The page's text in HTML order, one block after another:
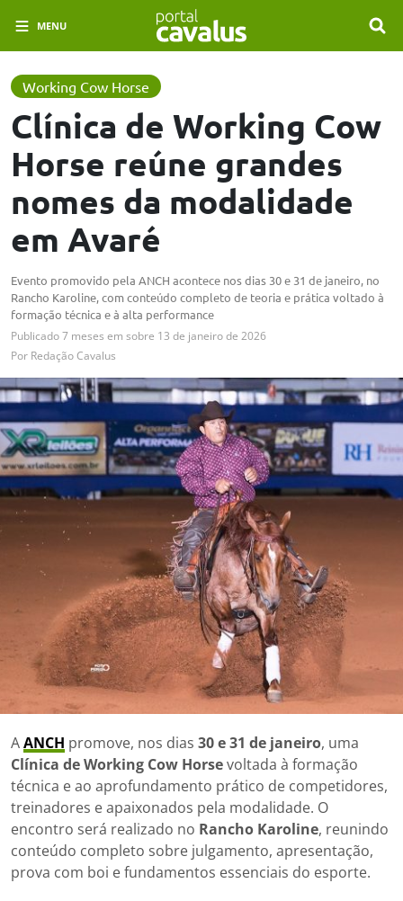
MENU
Working Cow Horse
Clínica de Working Cow
Horse reúne grandes
nomes da modalidade
em Avaré
Evento promovido pela ANCH acontece nos dias 30 e 31 de janeiro, no
Rancho Karoline, com conteúdo completo de teoria e prática voltado à
formação técnica e à alta performance
Publicado7 meses em sobre 13 de janeiro de 2026
Por Redação Cavalus
AANCH promove, nos dias 30 e 31 de janeiro, uma
Clínica de Working Cow Horsevoltada à formação
técnica e ao aprofundamento prático de competidores,
treinadores e apaixonados pela modalidade. O
encontro será realizado no Rancho Karoline, reunindo
conteúdo completo sobre julgamento, apresentação,
prova com boi e fundamentos essenciais do esporte.